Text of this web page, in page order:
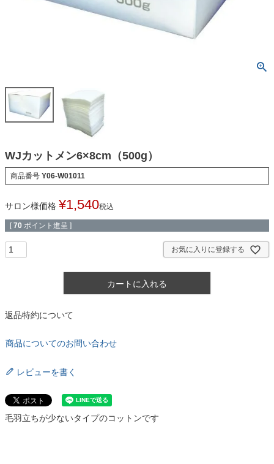
WJカットメン6×8cm（500g）
商品番号 Y06-W01011
サロン様価格 ¥1,540税込
[ 70 ポイント進呈 ]
お気に入りに登録する
カートに入れる
返品特約について
商品についてのお問い合わせ
レビューを書く
毛羽立ちが少ないタイプのコットンです